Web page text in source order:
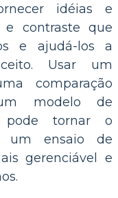
idéias e
e contraste que
e ajudá-los a
Usar um
comparação
modelo de
pode tornar o
um ensaio de
gerenciável e